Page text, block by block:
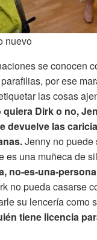
nuevo
se conocen
por ese
las cosas
Dirk o no,
devuelve las
Jenny no puede
es una muñeca de
no-es-una-
no pueda casarse
su lencería como
tiene licencia